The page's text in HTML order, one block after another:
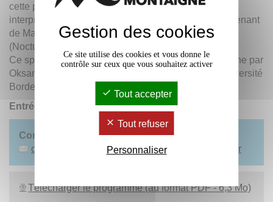
cette pause musicale, le public appréciera des
interprétations au piano d'œuvres prestigieuses provenant
de Maurice Ravel (Jeux d'eau) et de Frédéric Chopin
(Nocturne n°13).
Ce spectacle a été préparé, coordonné et mis en scène par
Oksana Astashchenko, enseignante de russe à l'Université
Bordeaux Montaigne.
Entrée libre et gratuite, ouverte à toutes et tous.
Contact :
Oksana Astashchenko -
oksana.astashchenko@u-bordeaux-montaigne.fr
Télécharger le programme (au format PDF - 6,3 Mo)
Gestion des cookies
Ce site utilise des cookies et vous donne le
contrôle sur ceux que vous souhaitez activer
Tout accepter
Tout refuser
Personnaliser